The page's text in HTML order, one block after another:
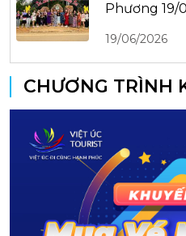
Phương 19/
19/06/2026
CHƯƠNG TRÌNH